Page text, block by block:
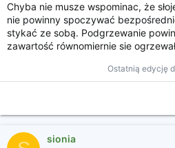
Chyba nie musze wspominac, że
nie powinny spoczywać
stykać ze sobą. Podgrzewanie
zawartość równomiernie sie
Ostatnią edycję
sionia